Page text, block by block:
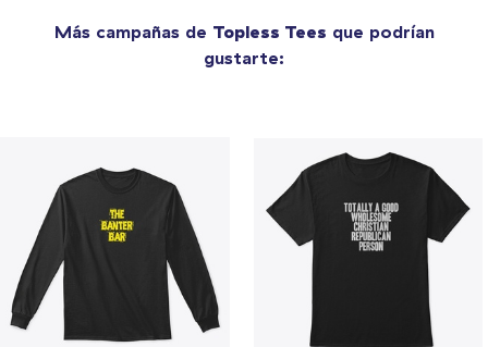
Más campañas de Topless Tees que podrían
gustarte: